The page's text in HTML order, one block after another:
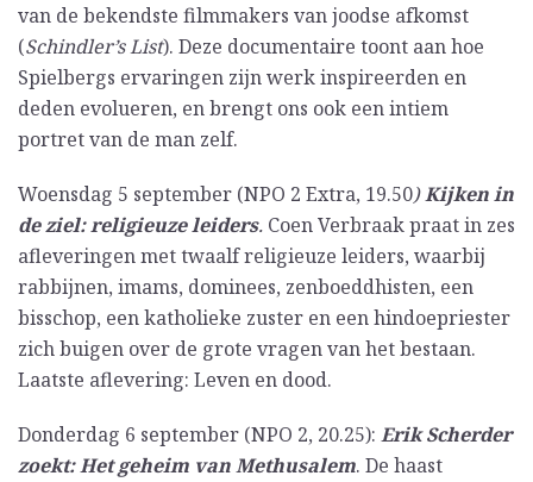
van de bekendste filmmakers van joodse afkomst
(Schindler’s List). Deze documentaire toont aan hoe
Spielbergs ervaringen zijn werk inspireerden en
deden evolueren, en brengt ons ook een intiem
portret van de man zelf.
Woensdag 5 september (NPO 2 Extra, 19.50)Kijken in
de ziel: religieuze leiders. Coen Verbraak praat in zes
afleveringen met twaalf religieuze leiders, waarbij
rabbijnen, imams, dominees, zenboeddhisten, een
bisschop, een katholieke zuster en een hindoepriester
zich buigen over de grote vragen van het bestaan.
Laatste aflevering: Leven en dood.
Donderdag 6 september (NPO 2, 20.25): Erik Scherder
zoekt: Het geheim van Methusalem. De haast